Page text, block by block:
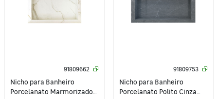
91809662
Nicho para Banheiro
Porcelanato Marmorizado
91809753
Nicho para Banheiro
Porcelanato Polito Cinza